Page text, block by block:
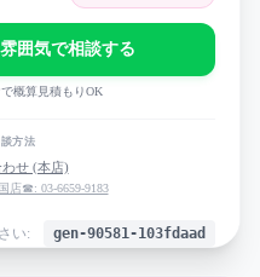
囲気で相談する
概算見積もりOK
方法
わせ (本店)
店☎: 03-6659-9183
い: gen-90581-103fdaad